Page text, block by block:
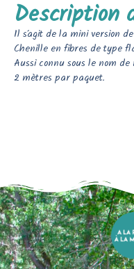
Description
Il s’agit de la mini version
Chenille en fibres de type
Aussi connu sous le nom de
2 mètres par paquet.